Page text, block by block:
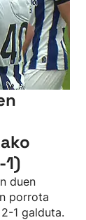
duen
porrota
1 galduta.